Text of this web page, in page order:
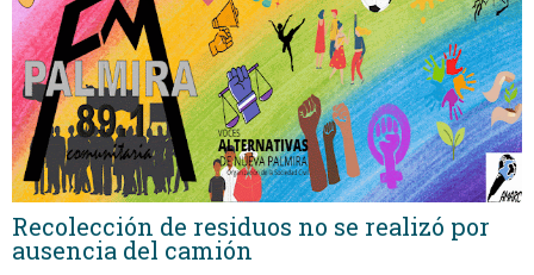
Recolección de residuos no se realizó por
ausencia del camión